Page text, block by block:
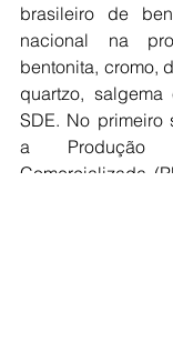
brasileiro de
nacional na
bentonita, cromo,
quartzo,
SDE. No primeiro
a Produção
Comercializada